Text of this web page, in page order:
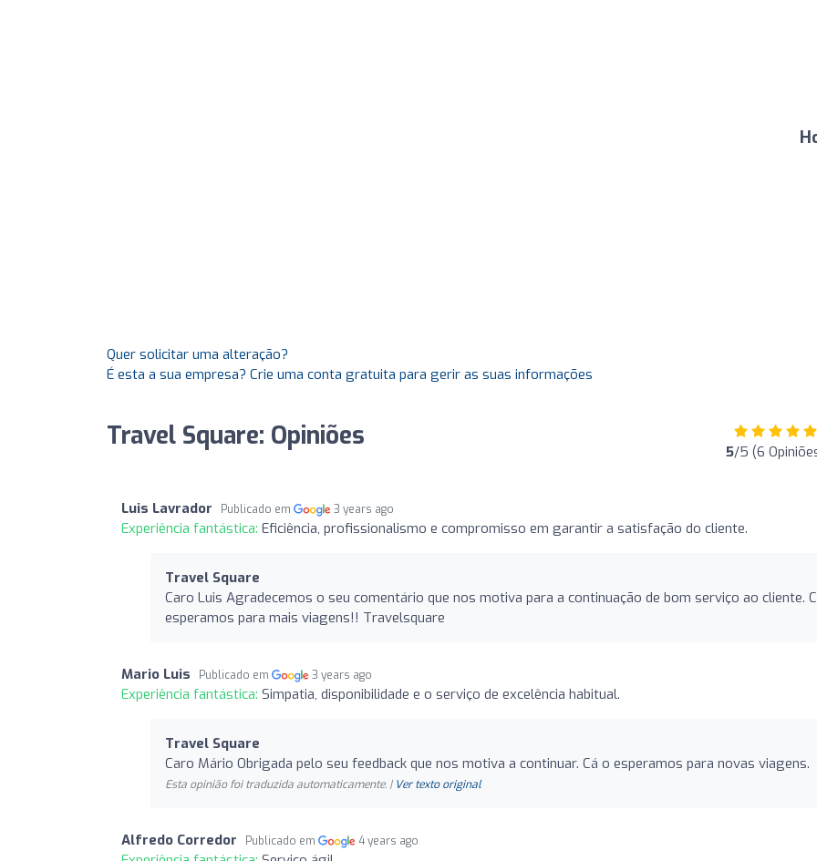
Quer solicitar uma alteração?
É esta a sua empresa? Crie uma conta gratuita para gerir as suas informações
Travel Square: Opiniões 5/5 (6
Luis Lavrador Publicado em 3 years ago
Experiência fantástica: Eficiência, profissionalismo e compromisso em garantir a satisfação do cliente.
Travel Square
Caro Luis Agradecemos o seu comentário que nos motiva para a continuação de bom serviço ao cliente.
esperamos para mais viagens!! Travelsquare
Mario Luis Publicado em 3 years ago
Experiência fantástica: Simpatia, disponibilidade e o serviço de excelência habitual.
Travel Square
Caro Mário Obrigada pelo seu feedback que nos motiva a continuar. Cá o esperamos para novas viagens.
Esta opinião foi traduzida automaticamente. | Ver texto original
Alfredo Corredor Publicado em 4 years ago